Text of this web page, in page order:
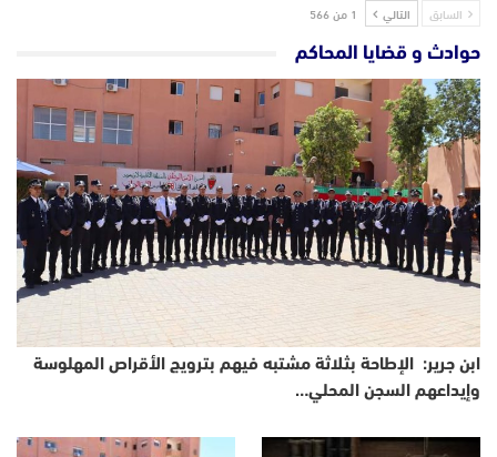
السابق التالي 1 من 566
حوادث و قضايا المحاكم
ابن جرير: الإطاحة بثلاثة مشتبه فيهم بترويج الأقراص المهلوسة
وإيداعهم السجن المحلي…